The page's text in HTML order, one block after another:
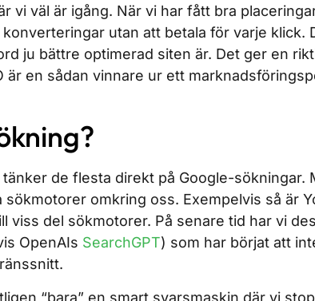
vi väl är igång. När vi har fått bra
utan att betala för varje klick.
ju bättre optimerad siten är. Det ger en
är en sådan vinnare ur ett
tänker de flesta direkt på Google-sökningar.
omkring oss. Exempelvis så är
viss del sökmotorer. På senare tid har vi
OpenAIs SearchGPT) som har börjat att
“bara” en smart svarsmaskin där vi